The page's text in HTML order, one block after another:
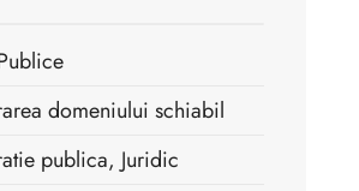
domeniului schiabil
publica, Juridic